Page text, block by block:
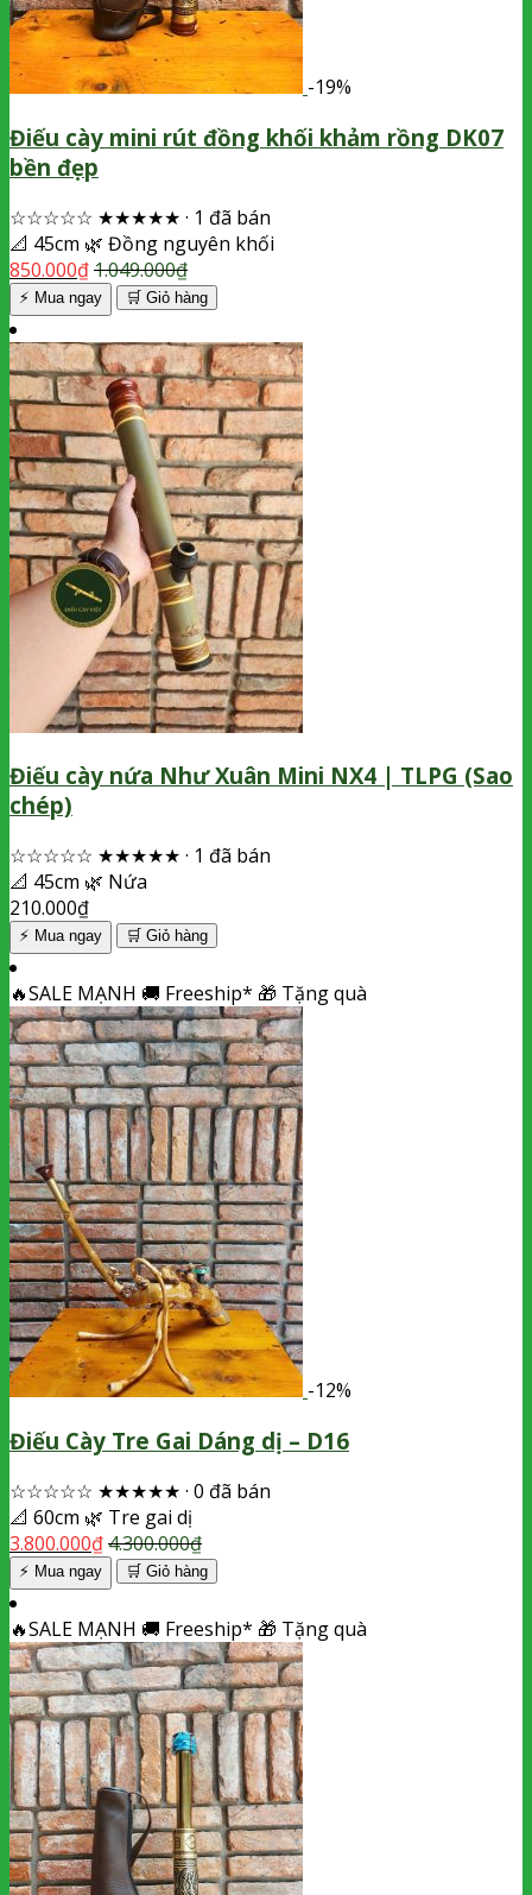
-19%
Điếu cày mini rút đồng khối khảm rồng DK07
bền đẹp
☆☆☆☆☆ ★★★★★ · 1 đã bán
📐 45cm 🌿 Đồng nguyên khối
850.000₫1.049.000₫
⚡ Mua ngay 🛒 Giỏ hàng
Điếu cày nứa Như Xuân Mini NX4 | TLPG (Sao
chép)
☆☆☆☆☆ ★★★★★ · 1 đã bán
📐 45cm 🌿 Nứa
210.000₫
⚡ Mua ngay 🛒 Giỏ hàng
🔥SALE MẠNH 🚚 Freeship* 🎁 Tặng quà
-12%
Điếu Cày Tre Gai Dáng dị – D16
☆☆☆☆☆ ★★★★★ · 0 đã bán
📐 60cm 🌿 Tre gai dị
3.800.000₫4.300.000₫
⚡ Mua ngay 🛒 Giỏ hàng
🔥SALE MẠNH 🚚 Freeship* 🎁 Tặng quà